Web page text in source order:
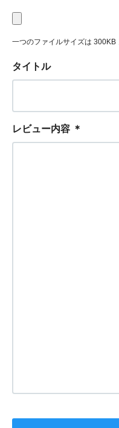
一つのファイルサイズは 300KB
タイトル
レビュー内容 ＊